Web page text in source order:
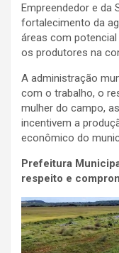
Empreendedor e da
fortalecimento da
áreas com
os produtores na
A administração
com o trabalho, o
mulher do campo,
incentivem a
econômico do
Prefeitura
respeito e